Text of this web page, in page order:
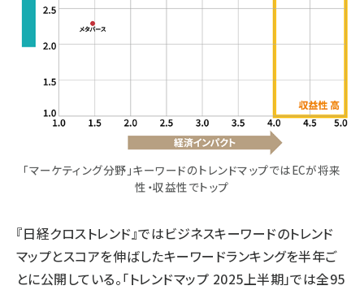
「マーケティング分野」キーワードのトレンドマップではECが将来
性・収益性でトップ
『日経クロストレンド』ではビジネスキーワードのトレンド
マップとスコアを伸ばしたキーワードランキングを半年ご
とに公開している。「トレンドマップ 2025上半期」では全95